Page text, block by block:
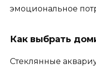
эмоциональное
Как выбрать
Стеклянные